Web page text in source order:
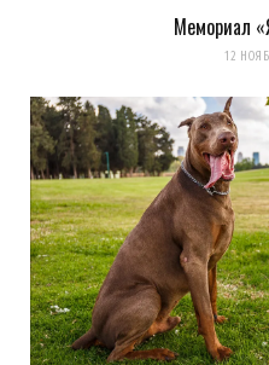
Мемориал
12